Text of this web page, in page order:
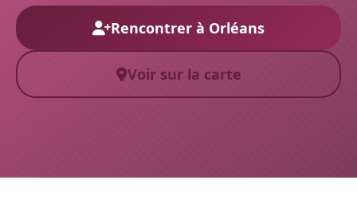
Rencontrer à Orléans
Voir sur la carte